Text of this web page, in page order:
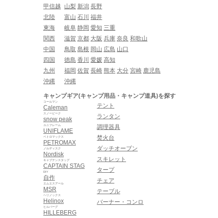
甲信越 山梨 新潟 長野
北陸
富山 石川 福井
東海
岐阜 静岡 愛知 三重
関西
滋賀 京都 大阪 兵庫 奈良 和歌山
中国
鳥取 島根 岡山 広島 山口
四国
徳島 香川 愛媛 高知
九州
福岡 佐賀 長崎 熊本 大分 宮崎 鹿児島
沖縄
沖縄
キャンプギア(キャンプ用品・キャンプ道具)を探す
Caleman
コールマン
snow peak
スノーピーク
UNIFLAME
ユニフレーム
PETROMAX
ペトロマックス
Nordisk
ノルディスク
CAPTAIN STAG
キャプテンスタッグ
自作
DIY
MSR
エムエスアール
Helinox
ヘリノックス
HILLEBERG
ヒルバーグ
テント
ランタン
調理器具
焚火台
ダッチオーブン
スキレット
タープ
チェア
テーブル
バーナー・コンロ